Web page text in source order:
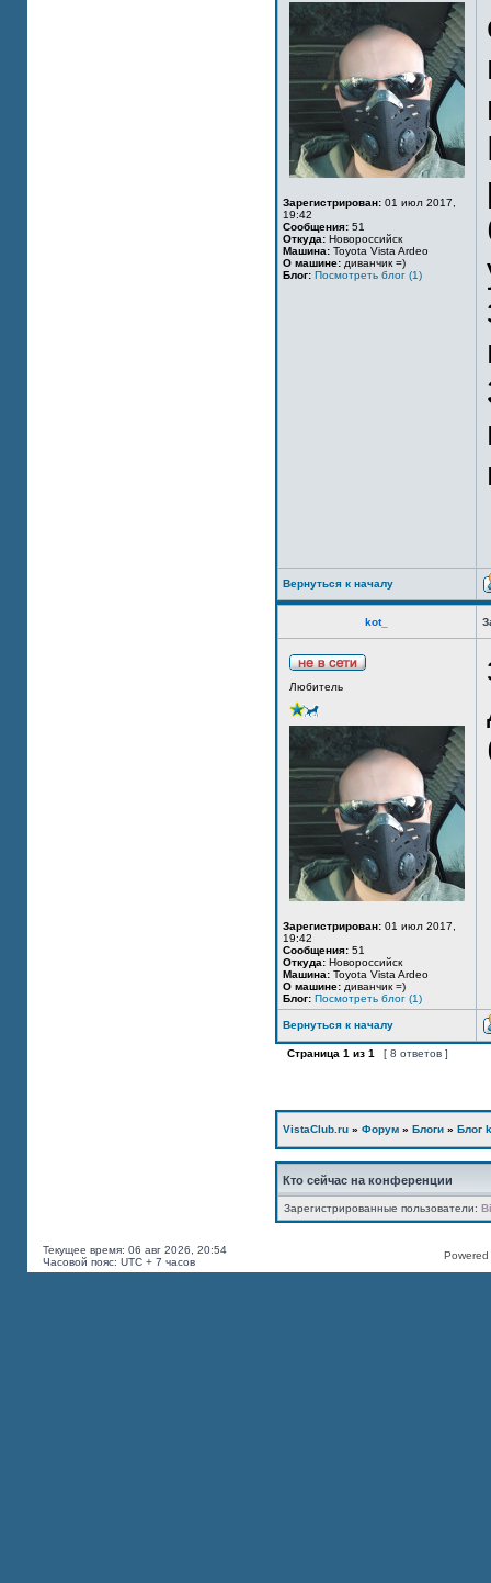
Зарегистрирован: 01 июл 2017,
19:42
Сообщения: 51
Откуда: Новороссийск
Машина: Toyota Vista Ardeo
О машине: диванчик =)
Блог: Посмотреть блог (1)
Вернуться к началу
kot_
Любитель
Зарегистрирован: 01 июл 2017,
19:42
Сообщения: 51
Откуда: Новороссийск
Машина: Toyota Vista Ardeo
О машине: диванчик =)
Блог: Посмотреть блог (1)
Вернуться к началу
Страница 1 из 1 [ 8 ответов ]
VistaClub.ru » Форум » Блоги » Блог
Кто сейчас на конференции
Зарегистрированные пользователи:
Текущее время: 06 авг 2026, 20:54
Часовой пояс: UTC + 7 часов